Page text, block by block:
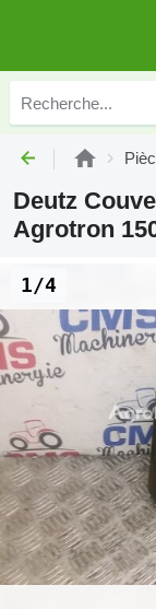
Deutz
Agrotron
1/4